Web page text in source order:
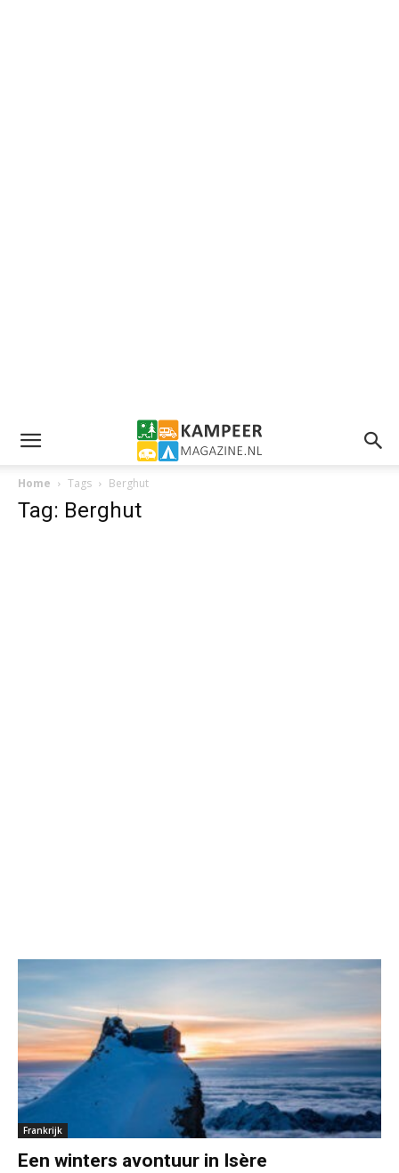
Home Tags Berghut
Tag: Berghut
Frankrijk
Een winters avontuur in Isère